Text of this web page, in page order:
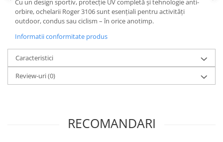
Cu un design sportiv, protecție UV completă și tehnologie anti-
orbire, ochelarii Roger 3106 sunt esențiali pentru activități
outdoor, condus sau ciclism – în orice anotimp.
Informatii conformitate produs
Caracteristici
Review-uri(0)
RECOMANDARI